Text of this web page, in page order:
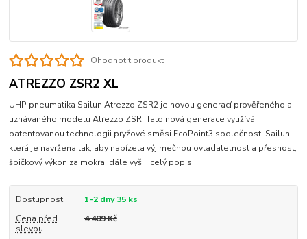
Ohodnotit produkt
ATREZZO ZSR2 XL
UHP pneumatika Sailun Atrezzo ZSR2 je novou generací prověřeného a
uznávaného modelu Atrezzo ZSR. Tato nová generace využívá
patentovanou technologii pryžové směsi EcoPoint3 společnosti Sailun,
která je navržena tak, aby nabízela výjimečnou ovladatelnost a přesnost,
špičkový výkon za mokra, dále vyš... celý popis
Dostupnost
1-2 dny 35 ks
Cena před
slevou
4 409 Kč